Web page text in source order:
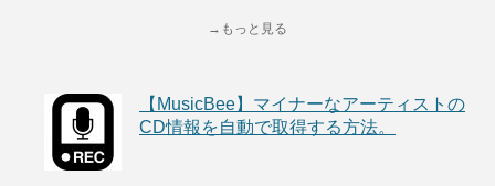
→もっと見る
【MusicBee】マイナーなアーティストの
CD情報を自動で取得する方法。